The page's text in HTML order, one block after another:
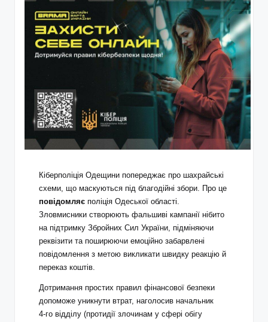
Кіберполіція Одещини попереджає про шахрайські
схеми, що маскуються під благодійні збори. Про це
повідомляє поліція Одеської області.
Зловмисники створюють фальшиві кампанії нібито
на підтримку Збройних Сил України, підміняючи
реквізити та поширюючи емоційно забарвлені
повідомлення з метою викликати швидку реакцію й
переказ коштів.
Дотримання простих правил фінансової безпеки
допоможе уникнути втрат, наголосив начальник
4‑го відділу (протидії злочинам у сфері обігу